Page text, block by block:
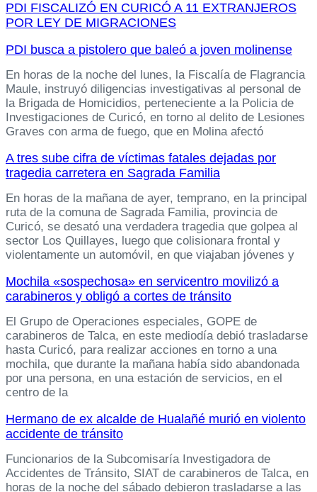
PDI FISCALIZÓ EN CURICÓ A 11 EXTRANJEROS
POR LEY DE MIGRACIONES
PDI busca a pistolero que baleó a joven molinense
En horas de la noche del lunes, la Fiscalía de Flagrancia
Maule, instruyó diligencias investigativas al personal de
la Brigada de Homicidios, perteneciente a la Policia de
Investigaciones de Curicó, en torno al delito de Lesiones
Graves con arma de fuego, que en Molina afectó
A tres sube cifra de víctimas fatales dejadas por
tragedia carretera en Sagrada Familia
En horas de la mañana de ayer, temprano, en la principal
ruta de la comuna de Sagrada Familia, provincia de
Curicó, se desató una verdadera tragedia que golpea al
sector Los Quillayes, luego que colisionara frontal y
violentamente un automóvil, en que viajaban jóvenes y
Mochila «sospechosa» en servicentro movilizó a
carabineros y obligó a cortes de tránsito
El Grupo de Operaciones especiales, GOPE de
carabineros de Talca, en este mediodía debió trasladarse
hasta Curicó, para realizar acciones en torno a una
mochila, que durante la mañana había sido abandonada
por una persona, en una estación de servicios, en el
centro de la
Hermano de ex alcalde de Hualañé murió en violento
accidente de tránsito
Funcionarios de la Subcomisaría Investigadora de
Accidentes de Tránsito, SIAT de carabineros de Talca, en
horas de la noche del sábado debieron trasladarse a las